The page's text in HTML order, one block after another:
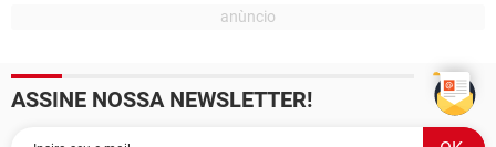
ASSINE NOSSA NEWSLETTER!